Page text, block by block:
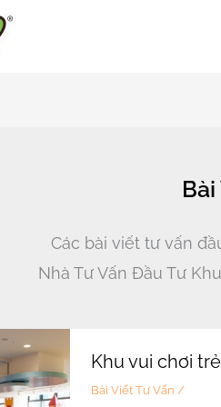
Các bài viết tư vấn
Nhà Tư Vấn Đầu Tư
Khu vui chơi
Bài Viết Tư Vấn /